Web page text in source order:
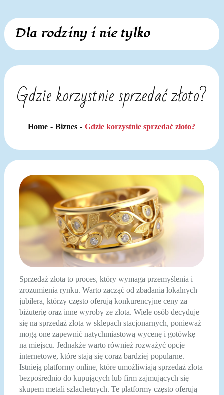
Skip
content
Dla rodziny i nie tylko
Gdzie korzystnie sprzedać złoto?
Home Biznes Gdzie korzystnie sprzedać złoto?
Sprzedaż złota to proces, który wymaga przemyślenia i
zrozumienia rynku. Warto zacząć od zbadania lokalnych
jubilera, którzy często oferują konkurencyjne ceny za
biżuterię oraz inne wyroby ze złota. Wiele osób decyduje
się na sprzedaż złota w sklepach stacjonarnych, ponieważ
mogą one zapewnić natychmiastową wycenę i gotówkę
na miejscu. Jednakże warto również rozważyć opcje
internetowe, które stają się coraz bardziej popularne.
Istnieją platformy online, które umożliwiają sprzedaż złota
bezpośrednio do kupujących lub firm zajmujących się
skupem metali szlachetnych. Te platformy często oferują